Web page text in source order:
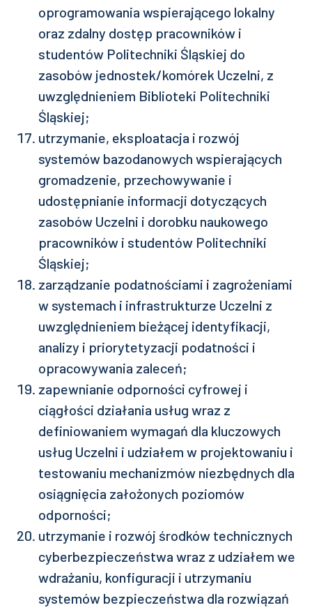
oprogramowania wspierającego lokalny
oraz zdalny dostęp pracowników i
studentów Politechniki Śląskiej do
zasobów jednostek/komórek Uczelni, z
uwzględnieniem Biblioteki Politechniki
Śląskiej;
utrzymanie, eksploatacja i rozwój
systemów bazodanowych wspierających
gromadzenie, przechowywanie i
udostępnianie informacji dotyczących
zasobów Uczelni i dorobku naukowego
pracowników i studentów Politechniki
Śląskiej;
zarządzanie podatnościami i zagrożeniami
w systemach i infrastrukturze Uczelni z
uwzględnieniem bieżącej identyfikacji,
analizy i priorytetyzacji podatności i
opracowywania zaleceń;
zapewnianie odporności cyfrowej i
ciągłości działania usług wraz z
definiowaniem wymagań dla kluczowych
usług Uczelni i udziałem w projektowaniu i
testowaniu mechanizmów niezbędnych dla
osiągnięcia założonych poziomów
odporności;
utrzymanie i rozwój środków technicznych
cyberbezpieczeństwa wraz z udziałem we
wdrażaniu, konfiguracji i utrzymaniu
systemów bezpieczeństwa dla rozwiązań